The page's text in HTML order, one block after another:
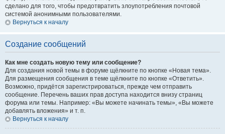
сделано для того, чтобы предотвратить злоупотребления почтовой
системой анонимными пользователями.
Вернуться к началу
Создание сообщений
Как мне создать новую тему или сообщение?
Для создания новой темы в форуме щёлкните по кнопке «Новая тема».
Для размещения сообщения в теме щёлкните по кнопке «Ответить».
Возможно, придётся зарегистрироваться, прежде чем отправить
сообщение. Перечень ваших прав доступа находится внизу страниц
форума или темы. Например: «Вы можете начинать темы», «Вы можете
добавлять вложения» и т. п.
Вернуться к началу